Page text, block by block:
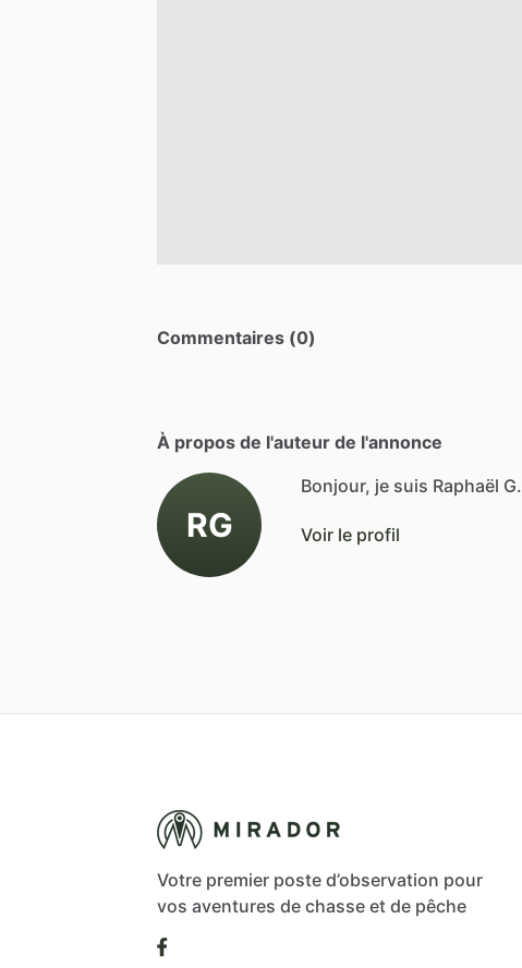
Commentaires (0)
À propos de l'auteur de l'annonce
RG
Bonjour, je suis Raphaël G.
Voir le profil
Votre premier poste d’observation pour
vos aventures de chasse et de pêche